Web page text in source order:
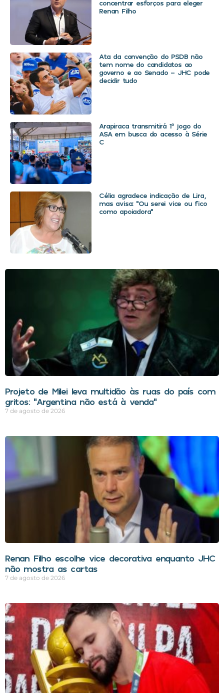
concentrar esforços para eleger
Renan Filho
Ata da convenção do PSDB não
tem nome do candidatos ao
governo e ao Senado – JHC pode
decidir tudo
Arapiraca transmitirá 1º jogo do
ASA em busca do acesso à Série
C
Célia agradece indicação de Lira,
mas avisa: “Ou serei vice ou fico
como apoiadora”
Projeto de Milei leva multidão às ruas do país com
gritos: “Argentina não está à venda”
7 de agosto de 2026
Renan Filho escolhe vice decorativa enquanto JHC
não mostra as cartas
7 de agosto de 2026